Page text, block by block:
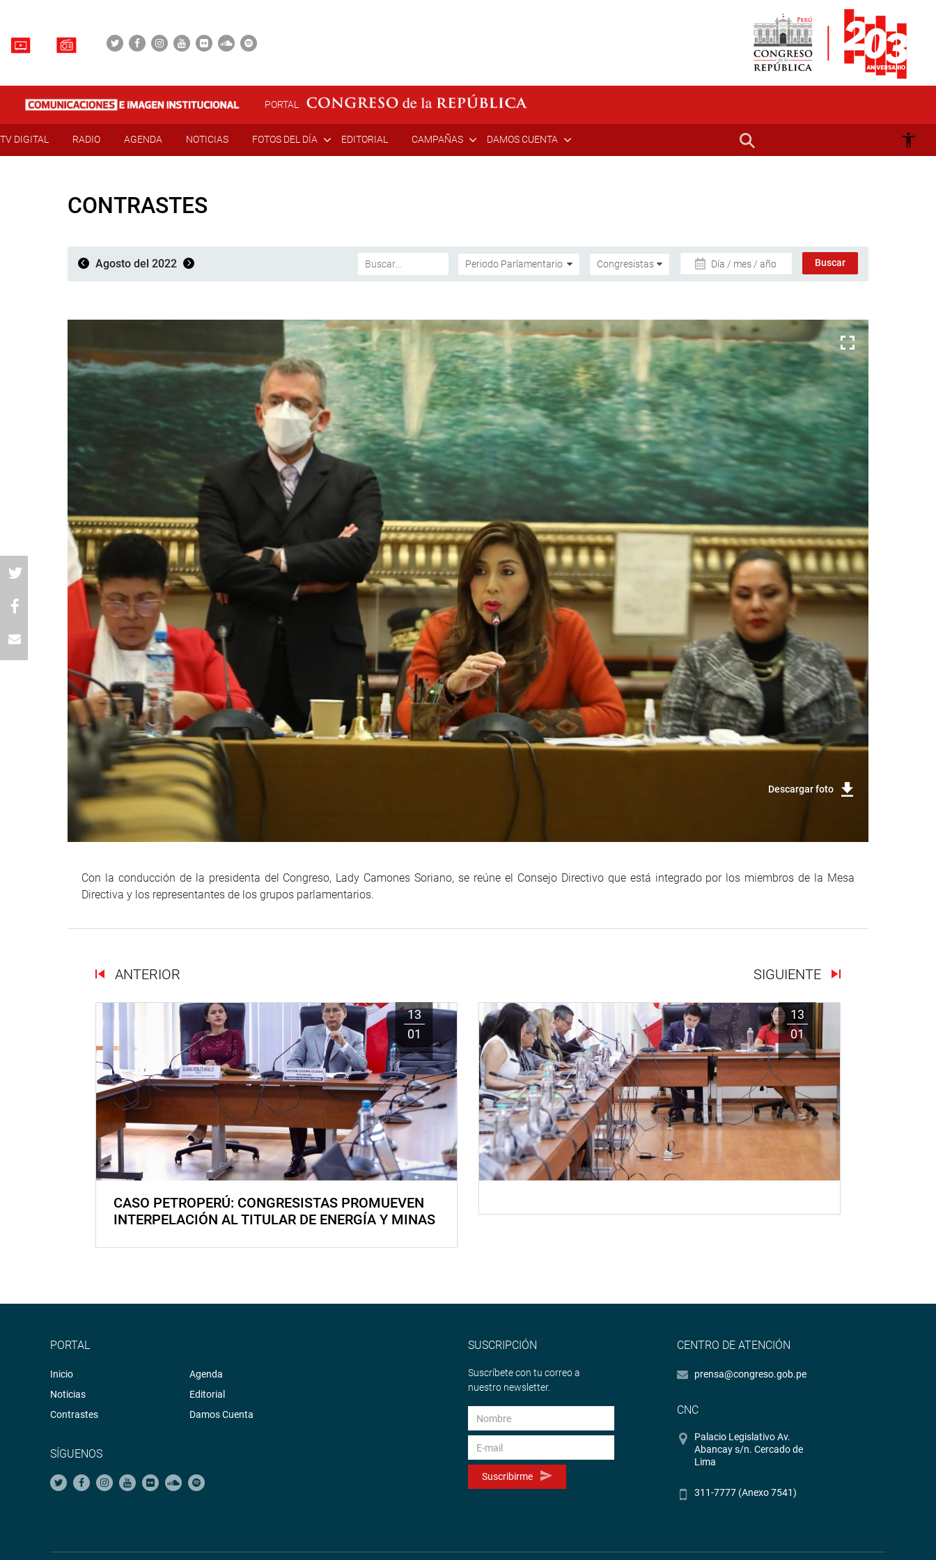
PORTAL
TV DIGITAL RADIO AGENDA NOTICIAS FOTOS DEL DÍA EDITORIAL CAMPAÑAS DAMOS CUENTA
CONTRASTES
Agosto del 2022 Día / mes / año
Descargar foto
Con la conducción de la presidenta del Congreso, Lady Camones Soriano, se reúne el Consejo Directivo que está integrado por los miembros de la Mesa
Directiva y los representantes de los grupos parlamentarios.
ANTERIOR SIGUIENTE
13
01
CASO PETROPERÚ: CONGRESISTAS PROMUEVEN
INTERPELACIÓN AL TITULAR DE ENERGÍA Y MINAS
13
01
PORTAL
Inicio
Noticias
Contrastes
Agenda
Editorial
Damos Cuenta
SÍGUENOS
SUSCRIPCIÓN
Suscríbete con tu correo a
nuestro newsletter.
Suscribirme
CENTRO DE ATENCIÓN
prensa@congreso.gob.pe
CNC
Palacio Legislativo Av.
Abancay s/n. Cercado de
Lima
311-7777 (Anexo 7541)